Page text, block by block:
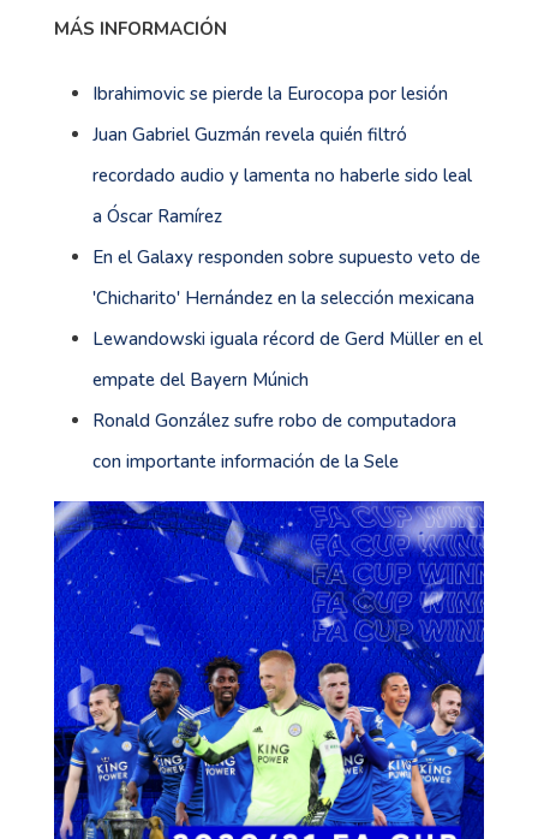
MÁS INFORMACIÓN
Ibrahimovic se pierde la Eurocopa por lesión
Juan Gabriel Guzmán revela quién filtró
recordado audio y lamenta no haberle sido leal
a Óscar Ramírez
En el Galaxy responden sobre supuesto veto de
'Chicharito' Hernández en la selección mexicana
Lewandowski iguala récord de Gerd Müller en el
empate del Bayern Múnich
Ronald González sufre robo de computadora
con importante información de la Sele